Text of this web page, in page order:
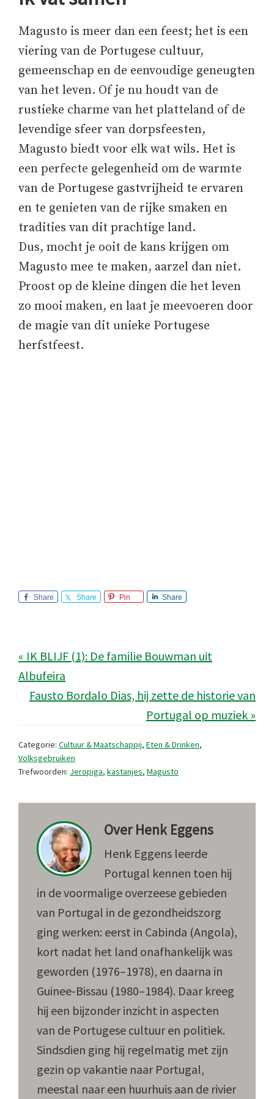
Magusto is meer dan een feest; het is een
viering van de Portugese cultuur,
gemeenschap en de eenvoudige geneugten
van het leven. Of je nu houdt van de
rustieke charme van het platteland of de
levendige sfeer van dorpsfeesten,
Magusto biedt voor elk wat wils. Het is
een perfecte gelegenheid om de warmte
van de Portugese gastvrijheid te ervaren
en te genieten van de rijke smaken en
tradities van dit prachtige land.
Dus, mocht je ooit de kans krijgen om
Magusto mee te maken, aarzel dan niet.
Proost op de kleine dingen die het leven
zo mooi maken, en laat je meevoeren door
de magie van dit unieke Portugese
herfstfeest.
Share Share Pin Share
« IK BLIJF (1): De familie Bouwman uit
Albufeira
Fausto Bordalo Dias, hij zette de historie van
Portugal op muziek »
Categorie: Cultuur & Maatschappij, Eten & Drinken,
Volksgebruiken
Trefwoorden: Jeropiga, kastanjes, Magusto
OverHenk Eggens
Henk Eggens leerde
Portugal kennen toen hij
in de voormalige overzeese gebieden
van Portugal in de gezondheidszorg
ging werken: eerst in Cabinda (Angola),
kort nadat het land onafhankelijk was
geworden (1976–1978), en daarna in
Guinee-Bissau (1980–1984). Daar kreeg
hij een bijzonder inzicht in aspecten
van de Portugese cultuur en politiek.
Sindsdien ging hij regelmatig met zijn
gezin op vakantie naar Portugal,
meestal naar een huurhuis aan de rivier